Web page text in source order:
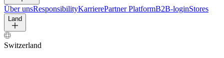
Über unsResponsibilityKarrierePartner PlatformB2B-loginStores
Land
Switzerland